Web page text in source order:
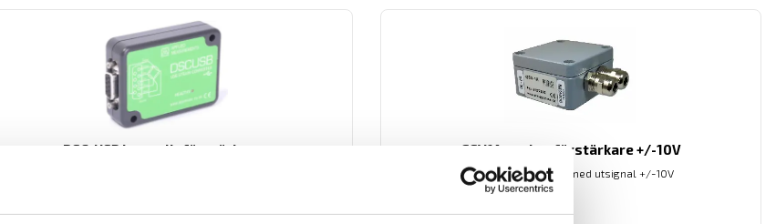
DSC-USB lastcellsförstärkare GSV1A analog förstärkare +/-10V
Analog förstärkare med utsignal +/-10V